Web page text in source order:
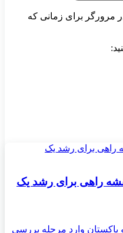
مرورگر برای زمانی که
| نقشه راهی برای رشد یک